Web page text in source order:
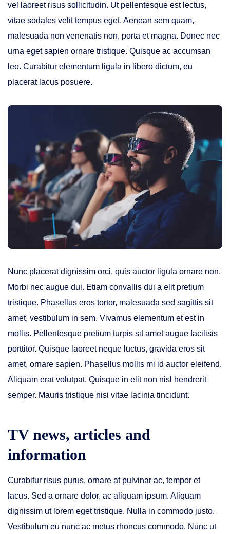
vel laoreet risus sollicitudin. Ut pellentesque est lectus,
vitae sodales velit tempus eget. Aenean sem quam,
malesuada non venenatis non, porta et magna. Donec nec
urna eget sapien ornare tristique. Quisque ac accumsan
leo. Curabitur elementum ligula in libero dictum, eu
placerat lacus posuere.
Nunc placerat dignissim orci, quis auctor ligula ornare non.
Morbi nec augue dui. Etiam convallis dui a elit pretium
tristique. Phasellus eros tortor, malesuada sed sagittis sit
amet, vestibulum in sem. Vivamus elementum et est in
mollis. Pellentesque pretium turpis sit amet augue facilisis
porttitor. Quisque laoreet neque luctus, gravida eros sit
amet, ornare sapien. Phasellus mollis mi id auctor eleifend.
Aliquam erat volutpat. Quisque in elit non nisl hendrerit
semper. Mauris tristique nisi vitae lacinia tincidunt.
TV news, articles and
information
Curabitur risus purus, ornare at pulvinar ac, tempor et
lacus. Sed a ornare dolor, ac aliquam ipsum. Aliquam
dignissim ut lorem eget tristique. Nulla in commodo justo.
Vestibulum eu nunc ac metus rhoncus commodo. Nunc ut